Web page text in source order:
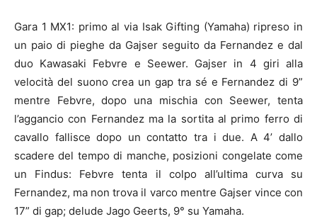
Gara 1 MX1: primo al via Isak Gifting (Yamaha) ripreso in
un paio di pieghe da Gajser seguito da Fernandez e dal
duo Kawasaki Febvre e Seewer. Gajser in 4 giri alla
velocità del suono crea un gap tra sé e Fernandez di 9”
mentre Febvre, dopo una mischia con Seewer, tenta
l’aggancio con Fernandez ma la sortita al primo ferro di
cavallo fallisce dopo un contatto tra i due. A 4’ dallo
scadere del tempo di manche, posizioni congelate come
un Findus: Febvre tenta il colpo all’ultima curva su
Fernandez, ma non trova il varco mentre Gajser vince con
17” di gap; delude Jago Geerts, 9° su Yamaha.